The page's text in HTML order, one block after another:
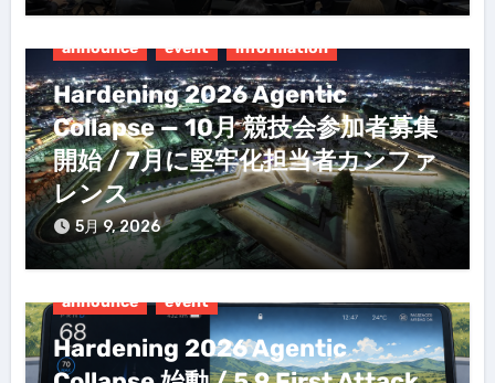
announce event information
Hardening 2026 Agentic
Collapse — 10月 競技会参加者募集
開始 / 7月に堅牢化担当者カンファ
レンス
5月 9, 2026
announce event
Hardening 2026 Agentic